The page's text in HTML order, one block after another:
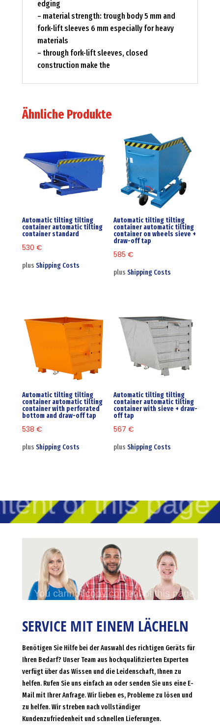
edging
– material strength: trough body 5 mm and
fork-lift sleeves 6 mm especially for heavy
materials
– through fork-lift sleeves, closed
construction make the
Ähnliche Produkte
Automatic tilting tilting
container automatic tilting
container standard
530 €
plus Shipping Costs
Automatic tilting tilting
container automatic tilting
container on wheels sieve +
draw-off tap
585€
plusShipping Costs
Automatic tilting tilting
container automatic tilting
container with perforated
bottom and draw-off tap
538 €
plus Shipping Costs
Automatic tilting tilting
container automatic tilting
container with sieve + draw-
off tap
567€
plusShipping Costs
SERVICE MIT EINEM LÄCHELN
Benötigen Sie Hilfe bei der Auswahl des richtigen Geräts für
Ihren Bedarf? Unser Team aus hochqualifizierten Experten
verfügt über das Wissen und die Leidenschaft, Ihnen zu
helfen. Rufen Sie uns einfach an oder senden Sie uns eine E-
Mail mit Ihrer Anfrage. Wir lieben es, Probleme zu lösen und
zu helfen. Wir streben nach vollständiger
Kundenzufriedenheit und schnellen Lieferungen.